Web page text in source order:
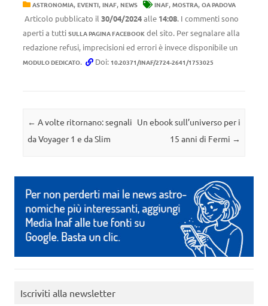
ASTRONOMIA, EVENTI, INAF, NEWS INAF, MOSTRA, OA PADOVA
Articolo pubblicato il 30/04/2024alle 14:08. I commenti sono
aperti a tutti SULLA PAGINA FACEBOOK del sito. Per segnalare alla
redazione refusi, imprecisioni ed errori è invece disponibile un
MODULO DEDICATO. Doi: 10.20371/INAF/2724-2641/1753025
Navigazione articolo
← A volte ritornano: segnali
da Voyager 1 e da Slim
Un ebook sull’universo per i
15 anni di Fermi →
Iscriviti alla newsletter